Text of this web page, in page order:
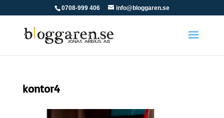
0708-999 406 info@bloggaren.se
kontor4